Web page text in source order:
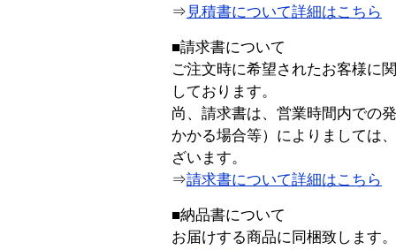
⇒ 見積書について詳細はこちら
■請求書について
ご注文時に希望されたお客様に
しております。
尚、請求書は、営業時間内での
かかる場合等）によりましては
ざいます。
⇒請求書について詳細はこちら
■納品書について
お届けする商品に同梱致します。